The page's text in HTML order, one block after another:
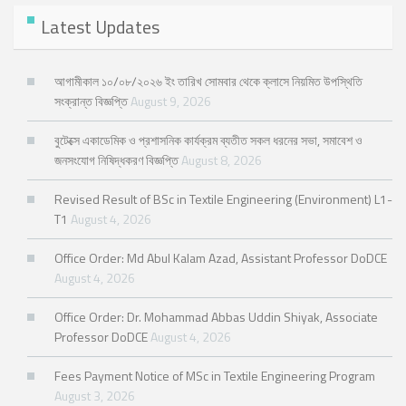
Latest Updates
আগামীকাল ১০/০৮/২০২৬ ইং তারিখ সোমবার থেকে ক্লাসে নিয়মিত উপস্থিতি
সংক্রান্ত বিজ্ঞপ্তিAugust 9, 2026
বুটেক্সে একাডেমিক ও প্রশাসনিক কার্যক্রম ব্যতীত সকল ধরনের সভা, সমাবেশ ও
জনসংযোগ নিষিদ্ধকরণ বিজ্ঞপ্তিAugust 8, 2026
Revised Result of BSc in Textile Engineering (Environment) L1-
T1 August 4, 2026
Office Order: Md Abul Kalam Azad, Assistant Professor DoDCE
August 4, 2026
Office Order: Dr. Mohammad Abbas Uddin Shiyak, Associate
Professor DoDCEAugust 4, 2026
Fees Payment Notice of MSc in Textile Engineering Program
August 3, 2026